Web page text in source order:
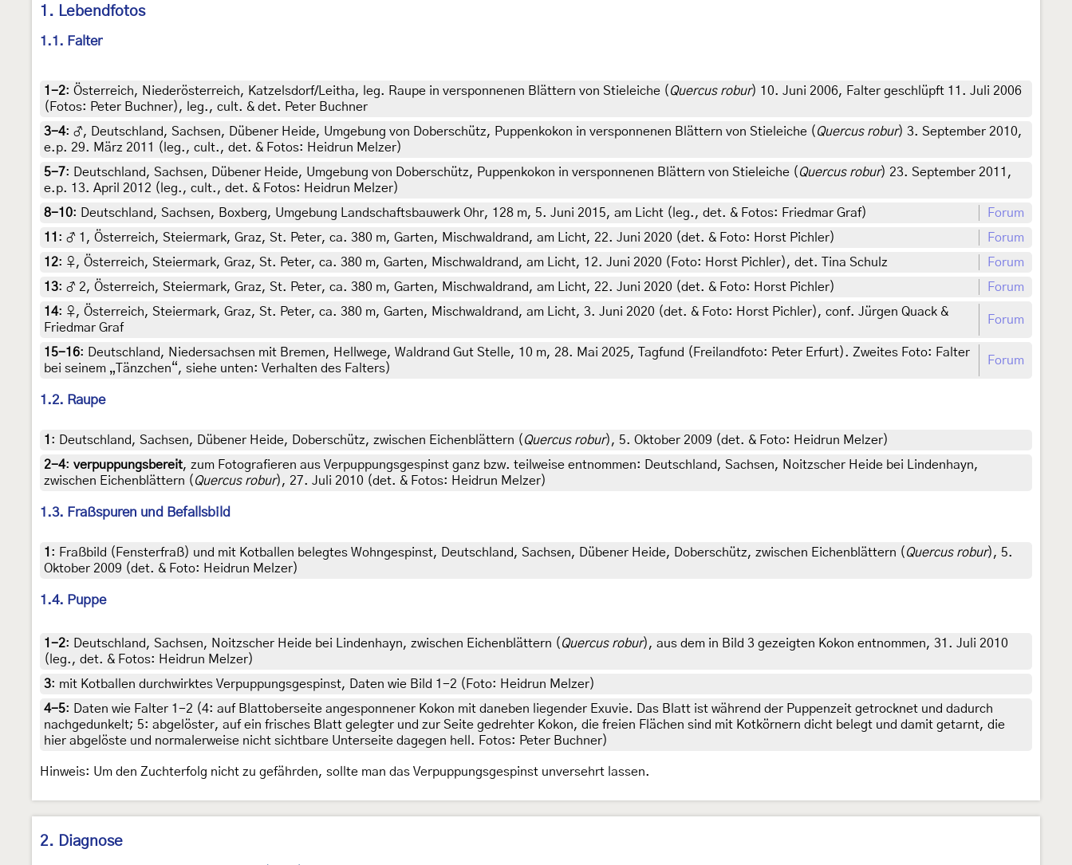
1. Lebendfotos
1.1. Falter
1-2: Österreich, Niederösterreich, Katzelsdorf/Leitha, leg. Raupe in versponnenen Blättern von Stieleiche ( Quercus robur) 10. Juni 2006, Falter geschlüpft 11. Juli 2006
(Fotos: Peter Buchner), leg., cult. & det. Peter Buchner
3-4: ♂, Deutschland, Sachsen, Dübener Heide, Umgebung von Doberschütz, Puppenkokon in versponnenen Blättern von Stieleiche ( Quercus robur) 3. September 2010,
e.p. 29. März 2011 (leg., cult., det. & Fotos: Heidrun Melzer)
5-7: Deutschland, Sachsen, Dübener Heide, Umgebung von Doberschütz, Puppenkokon in versponnenen Blättern von Stieleiche ( Quercus robur) 23. September 2011,
e.p. 13. April 2012 (leg., cult., det. & Fotos: Heidrun Melzer)
8-10: Deutschland, Sachsen, Boxberg, Umgebung Landschaftsbauwerk Ohr, 128 m, 5. Juni 2015, am Licht (leg., det. & Fotos: Friedmar Graf)
Forum
11 : ♂ 1, Österreich, Steiermark, Graz, St. Peter, ca. 380 m, Garten, Mischwaldrand, am Licht, 22. Juni 2020 (det. & Foto: Horst Pichler)
Forum
12: ♀, Österreich, Steiermark, Graz, St. Peter, ca. 380 m, Garten, Mischwaldrand, am Licht, 12. Juni 2020 (Foto: Horst Pichler), det. Tina Schulz
Forum
13: ♂ 2, Österreich, Steiermark, Graz, St. Peter, ca. 380 m, Garten, Mischwaldrand, am Licht, 22. Juni 2020 (det. & Foto: Horst Pichler)
Forum
14: ♀, Österreich, Steiermark, Graz, St. Peter, ca. 380 m, Garten, Mischwaldrand, am Licht, 3. Juni 2020 (det. & Foto: Horst Pichler), conf. Jürgen Quack &
Friedmar Graf
Forum
15-16:
Deutschland, Niedersachsen mit Bremen, Hellwege, Waldrand Gut Stelle, 10 m, 28. Mai 2025, Tagfund (Freilandfoto: Peter Erfurt). Zweites Foto: Falter
bei seinem „Tänzchen“, siehe unten: Verhalten des Falters)
Forum
1.2. Raupe
1 : Deutschland, Sachsen, Dübener Heide, Doberschütz, zwischen Eichenblättern ( Quercus robur), 5. Oktober 2009 (det. & Foto: Heidrun Melzer)
2-4: verpuppungsbereit, zum Fotografieren aus Verpuppungsgespinst ganz bzw. teilweise entnommen: Deutschland, Sachsen, Noitzscher Heide bei Lindenhayn,
zwischen Eichenblättern ( Quercus robur), 27. Juli 2010 (det. & Fotos: Heidrun Melzer)
1.3. Fraßspuren und Befallsbild
1 : Fraßbild (Fensterfraß) und mit Kotballen belegtes Wohngespinst, Deutschland, Sachsen, Dübener Heide, Doberschütz, zwischen Eichenblättern ( Quercus robur), 5.
Oktober 2009 (det. & Foto: Heidrun Melzer)
1.4. Puppe
1-2: Deutschland, Sachsen, Noitzscher Heide bei Lindenhayn, zwischen Eichenblättern ( Quercus robur), aus dem in Bild 3 gezeigten Kokon entnommen, 31. Juli 2010
(leg., det. & Fotos: Heidrun Melzer)
3: mit Kotballen durchwirktes Verpuppungsgespinst, Daten wie Bild 1-2 (Foto: Heidrun Melzer)
4-5: Daten wie Falter 1-2 (4: auf Blattoberseite angesponnener Kokon mit daneben liegender Exuvie. Das Blatt ist während der Puppenzeit getrocknet und dadurch
nachgedunkelt; 5: abgelöster, auf ein frisches Blatt gelegter und zur Seite gedrehter Kokon, die freien Flächen sind mit Kotkörnern dicht belegt und damit getarnt, die
hier abgelöste und normalerweise nicht sichtbare Unterseite dagegen hell. Fotos: Peter Buchner)
Hinweis: Um den Zuchterfolg nicht zu gefährden, sollte man das Verpuppungsgespinst unversehrt lassen.
2. Diagnose